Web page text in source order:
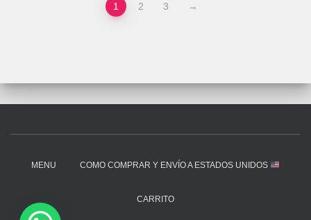
1 2 3 →
MENU COMO COMPRAR Y ENVÍO A ESTADOS UNIDOS
CARRITO